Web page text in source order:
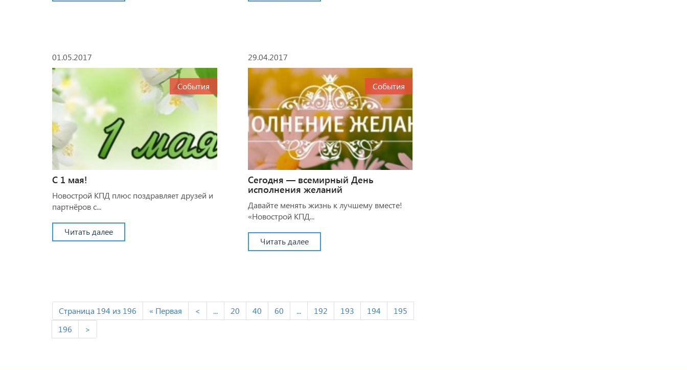
01.05.2017
События
С 1 мая!
Новострой КПД плюс поздравляет друзей и
партнёров с...
Читать далее
29.04.2017
События
Сегодня — всемирный День
исполнения желаний
Давайте менять жизнь к лучшему вместе!
«Новострой КПД...
Читать далее
Страница 194 из 196 « Первая < ... 20 40 60 ... 192 193 194
195
196
>